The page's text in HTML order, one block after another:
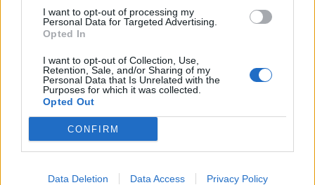
I want to opt-out of processing my
Personal Data for Targeted Advertising.
Opted In
I want to opt-out of Collection, Use,
Retention, Sale, and/or Sharing of my
Personal Data that Is Unrelated with the
Purposes for which it was collected.
Opted Out
CONFIRM
Data Deletion Data Access Privacy Policy
Casa affittata all’insaputa del
proprietario: la Polizia Locale di
Nerviano e Pogliano smaschera la
truffa